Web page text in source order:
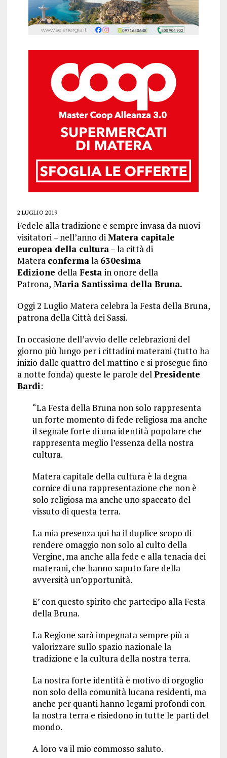
2 LUGLIO 2019
Fedele alla tradizione e sempre invasa da nuovi
visitatori – nell’anno diMatera capitale
europea della cultura– la città di
Matera confermala 630esima
Edizione dellaFesta in onore della
Patrona, Maria Santissima della Bruna.
Oggi 2 Luglio Matera celebra la Festa della Bruna,
patrona della Città dei Sassi.
In occasione dell’avvio delle celebrazioni del
giorno più lungo per i cittadini materani (tutto ha
inizio dalle quattro del mattino e si prosegue fino
a notte fonda) queste le parole delPresidente
Bardi:
“La Festa della Bruna non solo rappresenta
un forte momento di fede religiosa ma anche
il segnale forte di una identità popolare che
rappresenta meglio l’essenza della nostra
cultura.
Matera capitale della cultura è la degna
cornice di una rappresentazione che non è
solo religiosa ma anche uno spaccato del
vissuto di questa terra.
La mia presenza qui ha il duplice scopo di
rendere omaggio non solo al culto della
Vergine, ma anche alla fede e alla tenacia dei
materani, che hanno saputo fare della
avversità un’opportunità.
E’ con questo spirito che partecipo alla Festa
della Bruna.
La Regione sarà impegnata sempre più a
valorizzare sullo spazio nazionale la
tradizione e la cultura della nostra terra.
La nostra forte identità è motivo di orgoglio
non solo della comunità lucana residenti, ma
anche per quanti hanno legami profondi con
la nostra terra e risiedono in tutte le parti del
mondo.
A loro va il mio commosso saluto.